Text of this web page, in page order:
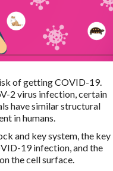
of getting COVID-19.
2 virus infection, certain
have similar structural
in humans.
and key system, the key
19 infection, and the
the cell surface.